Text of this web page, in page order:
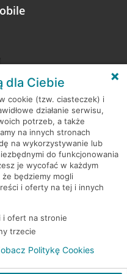
prawa zastrzeżone
dla Ciebie
cookie (tzw. ciasteczek) i
działanie serwisu,
potrzeb, a także
na innych stronach
na wykorzystywanie lub
do funkcjonowania
je wycofać w każdym
będziemy mogli
i oferty na tej i innych
i ofert na stronie
trzecie
Politykę Cookies